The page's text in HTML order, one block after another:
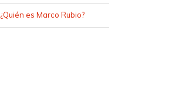
¿Quién es Marco Rubio?